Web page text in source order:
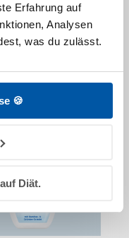
Erfahrung auf
Analysen
was du zulässt.
🍪
Diät.